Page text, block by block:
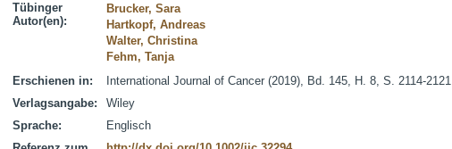
Tübinger
Autor(en):
Brucker, Sara
Hartkopf, Andreas
Walter, Christina
Fehm, Tanja
Erschienen in:
International Journal of Cancer (2019), Bd. 145, H. 8, S. 2114-2121
Verlagsangabe:
Wiley
Sprache:
Englisch